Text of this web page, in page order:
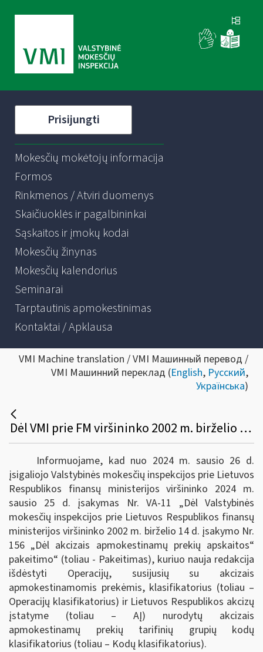
Prisijungti
Mokesčių mokėtojų informacija
Formos
Rinkmenos / Atviri duomenys
Skaičiuoklės ir pagalbininkai
Sąskaitos ir įmokų kodai
Mokesčių žinynas
Mokesčių kalendorius
Seminarai
Tarptautinis apmokestinimas
Kontaktai / Apklausa
VMI Machine translation / VMI Машинный перевод /
VMI Машинний переклад (English, Русский,
Українська)
Dėl VMI prie FM viršininko 2002 m. birželio 14 d. įsakymo Nr. 156 pakeitimo
Informuojame, kad nuo 2024 m. sausio 26 d.
įsigaliojo Valstybinės mokesčių inspekcijos prie Lietuvos
Respublikos finansų ministerijos viršininko 2024 m.
sausio 25 d. įsakymas Nr. VA-11 „Dėl Valstybinės
mokesčių inspekcijos prie Lietuvos Respublikos finansų
ministerijos viršininko 2002 m. birželio 14 d. įsakymo Nr.
156 „Dėl akcizais apmokestinamų prekių apskaitos“
pakeitimo“ (toliau - Pakeitimas), kuriuo nauja redakcija
išdėstyti Operacijų, susijusių su akcizais
apmokestinamomis prekėmis, klasifikatorius (toliau –
Operacijų klasifikatorius) ir Lietuvos Respublikos akcizų
įstatyme (toliau – AĮ) nurodytų akcizais
apmokestinamų prekių tarifinių grupių kodų
klasifikatorius (toliau – Kodų klasifikatorius).